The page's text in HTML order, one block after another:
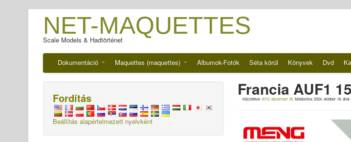
NET-MAQUETTES
Scale Models & Hadtörténet
Dokumentáció Maquettes (maquettes) Albumok-Fotók Séta körül Könyvek Dvd
Francia AUF1
Közzétéve:2012. december 30. Módosítva:2024. október 18. által
Fordítás
Beállítás alapértelmezett nyelvként